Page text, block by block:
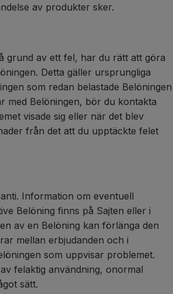
av produkter sker.
grund av ett fel, har du rätt att göra
Detta gäller ursprungliga
som redan belastade Belöningen
med Belöningen, bör du kontakta
visade sig eller när det blev
från det att du upptäckte felet
Information om eventuell
Belöning finns på Sajten eller i
av en Belöning kan förlänga den
mellan erbjudanden och i
som uppvisar problemet.
felaktig användning, onormal
sätt.